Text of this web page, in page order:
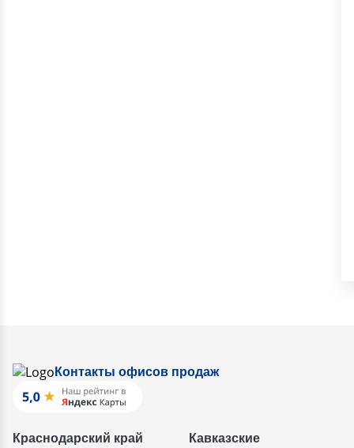
Контакты офисов продаж
Краснодарский край Кавказские